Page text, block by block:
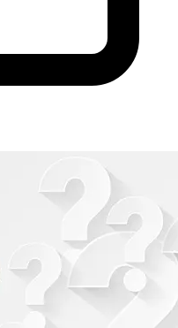
ke-81 RI di Istana Merdeka